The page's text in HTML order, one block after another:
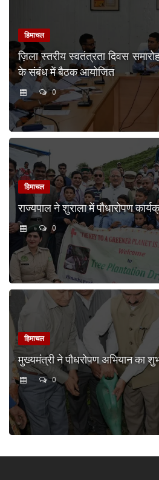
हिमाचल
ज़िला स्तरीय स्वतंत्रता दिवस
के संबंध में बैठक आयोजित
0
हिमाचल
राज्यपाल ने शुराला में पौधारोपण
0
हिमाचल
मुख्यमंत्री ने पौधरोपण अभियान का
0